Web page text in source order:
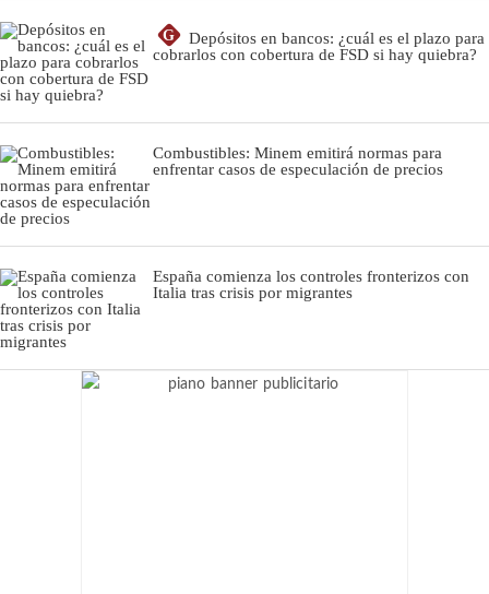
G
Depósitos en bancos: ¿cuál es el plazo para
cobrarlos con cobertura de FSD si hay quiebra?
Combustibles: Minem emitirá normas para
enfrentar casos de especulación de precios
España comienza los controles fronterizos con
Italia tras crisis por migrantes